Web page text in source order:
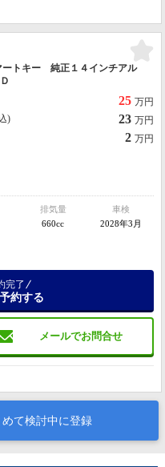
トキー 純正１４インチアル
25 万円
) 23 万円
2 万円
排気量
660cc
車検
2028年3月
メールでお問合せ
完了
約する
て検討中に登録